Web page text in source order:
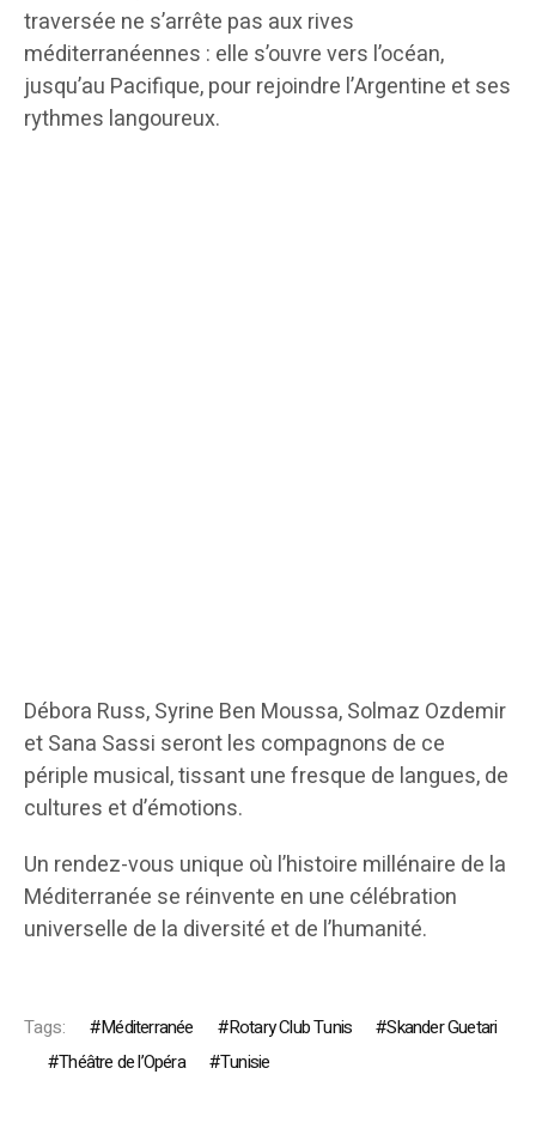
traversée ne s’arrête pas aux rives
méditerranéennes : elle s’ouvre vers l’océan,
jusqu’au Pacifique, pour rejoindre l’Argentine et ses
rythmes langoureux.
Débora Russ, Syrine Ben Moussa, Solmaz Ozdemir
et Sana Sassi seront les compagnons de ce
périple musical, tissant une fresque de langues, de
cultures et d’émotions.
Un rendez-vous unique où l’histoire millénaire de la
Méditerranée se réinvente en une célébration
universelle de la diversité et de l’humanité.
Tags: Méditerranée Rotary Club Tunis
Skander Guetari
Théâtre de l’Opéra
Tunisie